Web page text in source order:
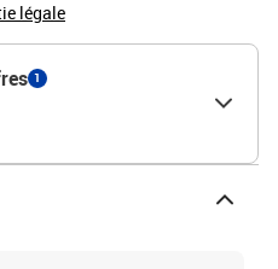
légale
1